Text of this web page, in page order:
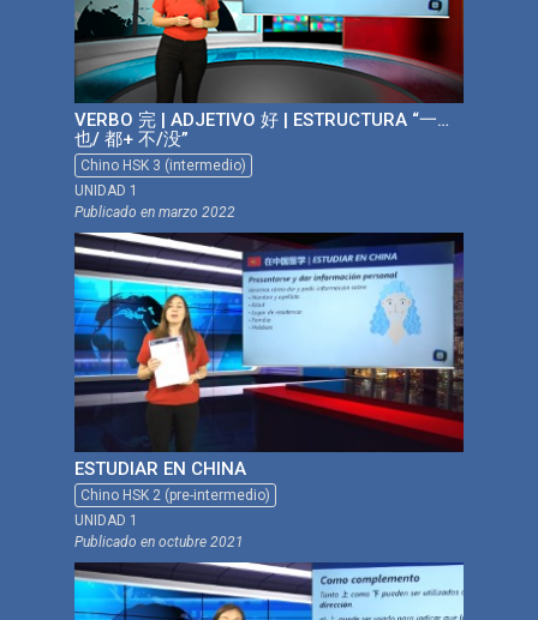
VERBO 完 | ADJETIVO 好 | ESTRUCTURA “一…
也/ 都+ 不/没”
Chino HSK 3 (intermedio)
UNIDAD 1
Publicado enmarzo 2022
ESTUDIAR EN CHINA
Chino HSK 2 (pre-intermedio)
UNIDAD 1
Publicado enoctubre 2021